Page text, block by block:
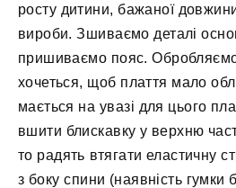
росту дитини, бажаної
вироби. Зшиваємо деталі
пришиваємо пояс.
хочеться, щоб плаття мало
мається на увазі для цього
вшити блискавку у верхню
то радять втягати еластичну
з боку спини (наявність гумки